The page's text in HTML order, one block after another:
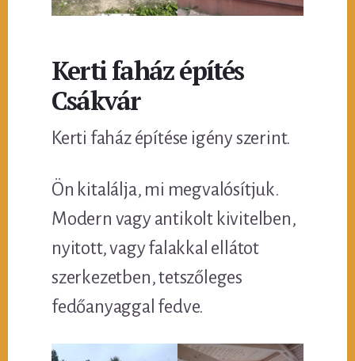
Kerti faház építés
Csákvár
Kerti faház építése igény szerint.
Ön kitalálja, mi megvalósítjuk.
Modern vagy antikolt kivitelben,
nyitott, vagy falakkal ellátot
szerkezetben, tetszőleges
fedőanyaggal fedve.